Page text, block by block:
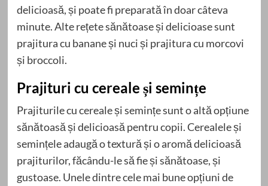
delicioasă, și poate fi preparată în doar câteva
minute. Alte rețete sănătoase și delicioase sunt
prajitura cu banane și nuci și prajitura cu morcovi
și broccoli.
Prajituri cu cereale și semințe
Prajiturile cu cereale și semințe sunt o altă opțiune
sănătoasă și delicioasă pentru copii. Cerealele și
semințele adaugă o textură și o aromă delicioasă
prajiturilor, făcându-le să fie și sănătoase, și
gustoase. Unele dintre cele mai bune opțiuni de